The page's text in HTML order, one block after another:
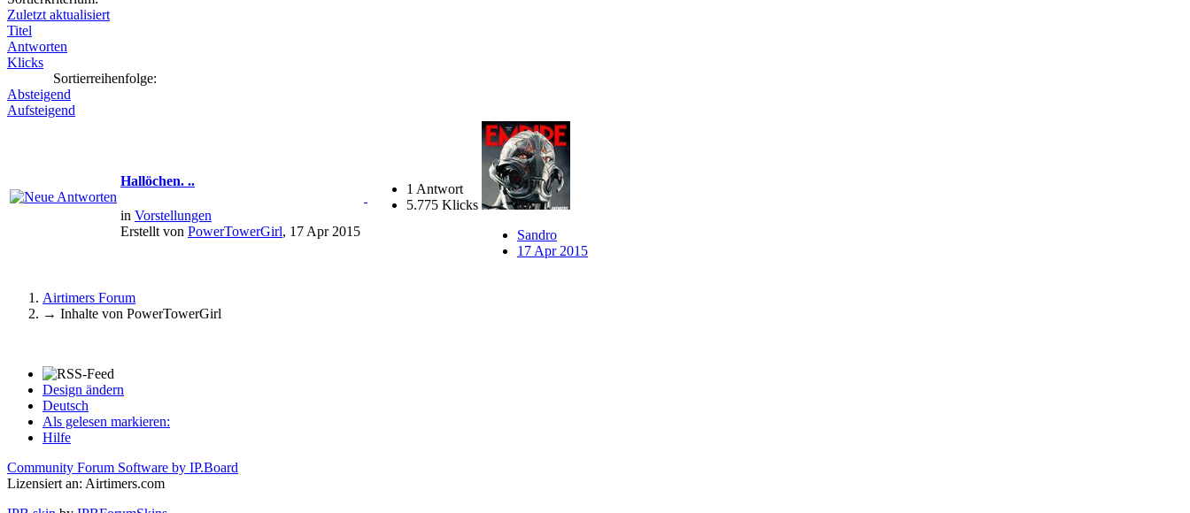
Zuletzt aktualisiert
Titel
Antworten
Klicks
Sortierreihenfolge:
Absteigend
Aufsteigend
Hallöchen. ..
in Vorstellungen
Erstellt von PowerTowerGirl, 17 Apr 2015
1 Antwort
5.775 Klicks
Sandro
17 Apr 2015
Airtimers Forum
→ Inhalte von PowerTowerGirl
Design ändern
Deutsch
Als gelesen markieren:
Hilfe
Community Forum Software by IP.Board
Lizensiert an: Airtimers.com